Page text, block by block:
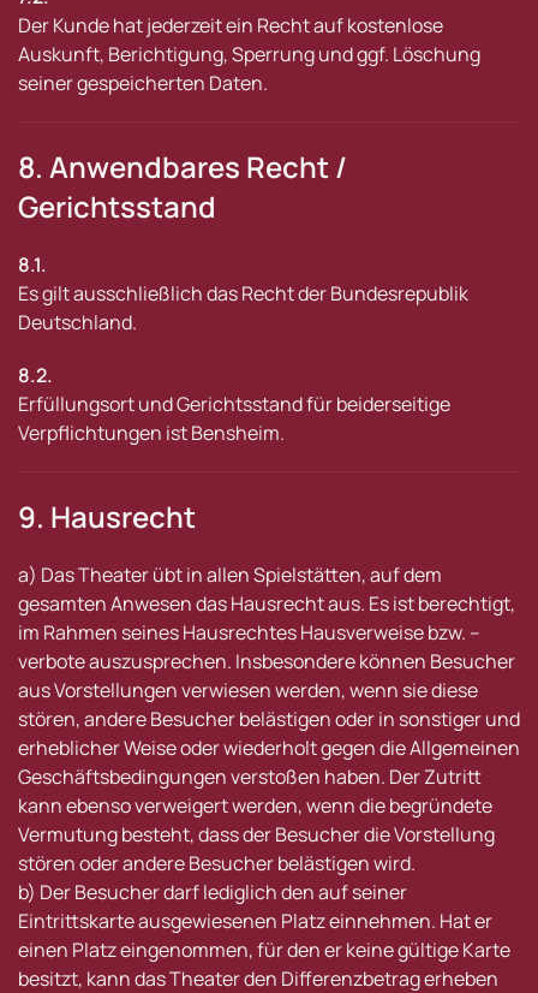
Der Kunde hat jederzeit ein Recht auf kostenlose
Auskunft, Berichtigung, Sperrung und ggf. Löschung
seiner gespeicherten Daten.
8. Anwendbares Recht /
Gerichtsstand
8.1.
Es gilt ausschließlich das Recht der Bundesrepublik
Deutschland.
8.2.
Erfüllungsort und Gerichtsstand für beiderseitige
Verpflichtungen ist Bensheim.
9. Hausrecht
a) Das Theater übt in allen Spielstätten, auf dem
gesamten Anwesen das Hausrecht aus. Es ist berechtigt,
im Rahmen seines Hausrechtes Hausverweise bzw. –
verbote auszusprechen. Insbesondere können Besucher
aus Vorstellungen verwiesen werden, wenn sie diese
stören, andere Besucher belästigen oder in sonstiger und
erheblicher Weise oder wiederholt gegen die Allgemeinen
Geschäftsbedingungen verstoßen haben. Der Zutritt
kann ebenso verweigert werden, wenn die begründete
Vermutung besteht, dass der Besucher die Vorstellung
stören oder andere Besucher belästigen wird.
b) Der Besucher darf lediglich den auf seiner
Eintrittskarte ausgewiesenen Platz einnehmen. Hat er
einen Platz eingenommen, für den er keine gültige Karte
besitzt, kann das Theater den Differenzbetrag erheben